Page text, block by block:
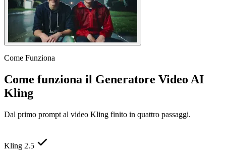
Come Funziona
Come funziona il Generatore Video AI
Kling
Dal primo prompt al video Kling finito in quattro passaggi.
Kling 2.5